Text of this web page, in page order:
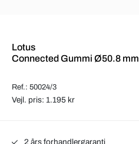
Lotus
Connected Gummi Ø50.8 mm
Ref.: 50024/3
Vejl. pris: 1.195 kr
2 års forhandlergaranti